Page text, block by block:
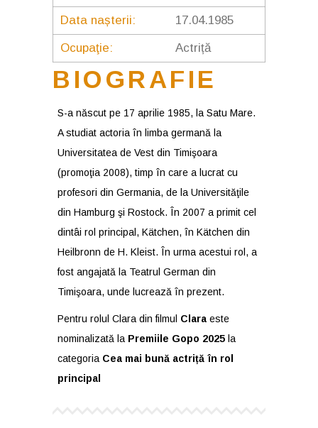
Data nașterii: 17.04.1985
Ocupaţie: Actriță
BIOGRAFIE
S-a născut pe 17 aprilie 1985, la Satu Mare.
A studiat actoria în limba germană la
Universitatea de Vest din Timişoara
(promoţia 2008), timp în care a lucrat cu
profesori din Germania, de la Universităţile
din Hamburg şi Rostock. În 2007 a primit cel
dintâi rol principal, Kätchen, în Kätchen din
Heilbronn de H. Kleist. În urma acestui rol, a
fost angajată la Teatrul German din
Timişoara, unde lucrează în prezent.
Pentru rolul Clara din filmul Clara este
nominalizată la Premiile Gopo 2025 la
categoria Cea mai bună actriță în rol
principal